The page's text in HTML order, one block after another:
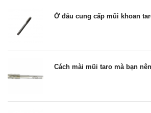
Ở đâu cung cấp mũi khoan
Cách mài mũi taro mà bạn